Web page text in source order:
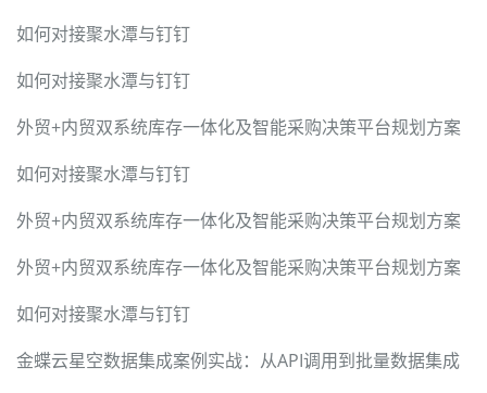
如何对接聚水潭与钉钉
如何对接聚水潭与钉钉
外贸+内贸双系统库存一体化及智能采购决策平台规划方案
如何对接聚水潭与钉钉
外贸+内贸双系统库存一体化及智能采购决策平台规划方案
外贸+内贸双系统库存一体化及智能采购决策平台规划方案
如何对接聚水潭与钉钉
金蝶云星空数据集成案例实战：从API调用到批量数据集成